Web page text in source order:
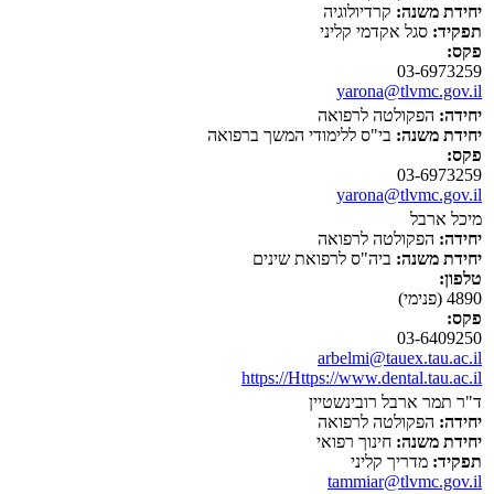
יחידת משנה: קרדיולוגיה
תפקיד: סגל אקדמי קליני
פקס:
03-6973259
yarona@tlvmc.gov.il
יחידה: הפקולטה לרפואה
יחידת משנה: בי"ס ללימודי המשך ברפואה
פקס:
03-6973259
yarona@tlvmc.gov.il
מיכל ארבל
יחידה: הפקולטה לרפואה
יחידת משנה: ביה"ס לרפואת שינים
טלפון:
4890 (פנימי)
פקס:
03-6409250
arbelmi@tauex.tau.ac.il
https://Https://www.dental.tau.ac.il
ד"ר תמר ארבל רובינשטיין
יחידה: הפקולטה לרפואה
יחידת משנה: חינוך רפואי
תפקיד: מדריך קליני
tammiar@tlvmc.gov.il